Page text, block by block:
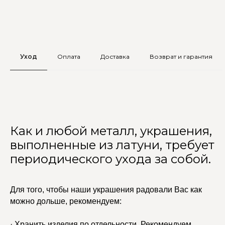
Уход Оплата Доставка Возврат и гарантия
Как и любой металл, украшения,
выполненные из латуни, требует
периодического ухода за собой.
Для того, чтобы наши украшения радовали Вас как
можно дольше, рекомендуем: